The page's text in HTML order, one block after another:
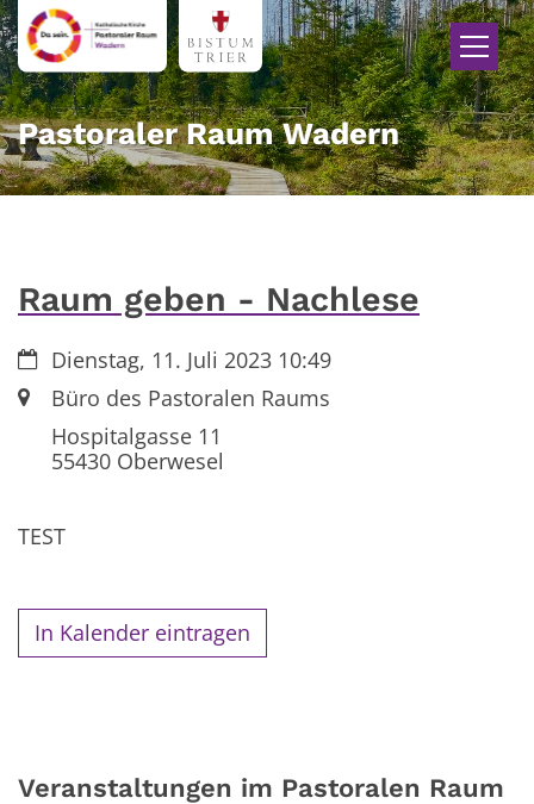
Zum Inhalt springen
Pastoraler Raum Wadern
Raum geben - Nachlese
Datum:Dienstag, 11. Juli 2023 10:49
Ort:Büro des Pastoralen Raums
Hospitalgasse 11
55430Oberwesel
TEST
In Kalender eintragen
Veranstaltungen im Pastoralen Raum